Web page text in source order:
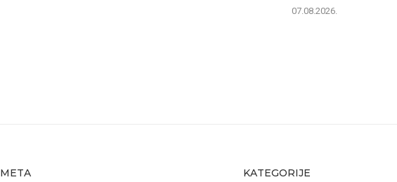
07.08.2026.
META KATEGORIJE